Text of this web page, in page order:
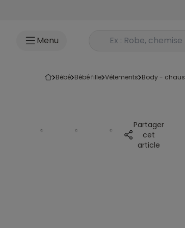
Menu Rechercher un produit
bébé bébé fille vêtements body -
Partager
cet
article